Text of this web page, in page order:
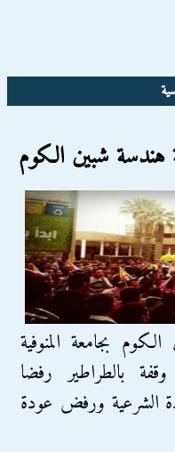
هندسة شبين الكوم
بجامعة المنوفية
بالطراطير رفضا
الشرعية ورفض عودة